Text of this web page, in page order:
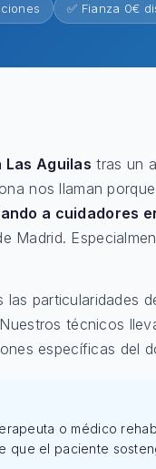
✅ Fianza 0€
Aguilas tras un
nos llaman
a cuidadores
Madrid.
particularidades
técnicos
específicas del
o médico
que el paciente